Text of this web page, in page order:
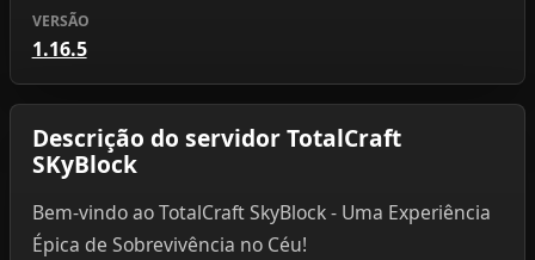
VERSÃO
1.16.5
Descrição do servidor TotalCraft
SKyBlock
Bem-vindo ao TotalCraft SkyBlock - Uma Experiência
Épica de Sobrevivência no Céu!